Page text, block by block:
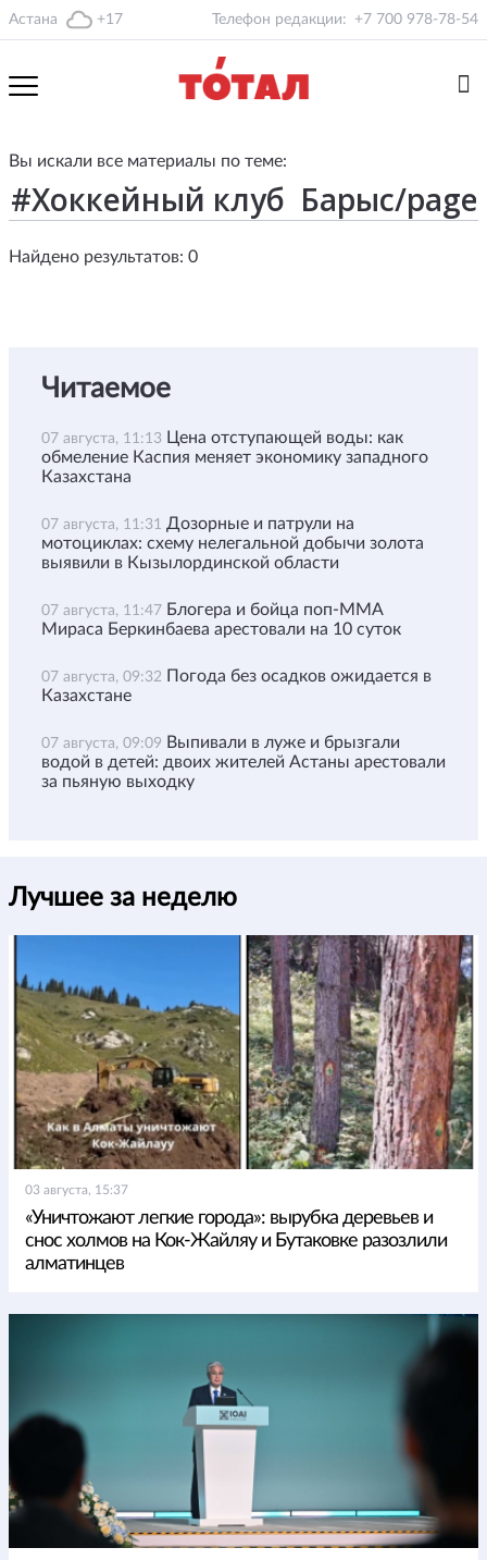
Астана +17 Телефон редакции: +7 700 978-78-54
Вы искали все материалы по теме:
Найдено результатов: 0
Читаемое
07 августа, 11:13 Цена отступающей воды: как
обмеление Каспия меняет экономику западного
Казахстана
07 августа, 11:31 Дозорные и патрули на
мотоциклах: схему нелегальной добычи золота
выявили в Кызылординской области
07 августа, 11:47 Блогера и бойца поп-ММА
Мираса Беркинбаева арестовали на 10 суток
07 августа, 09:32 Погода без осадков ожидается в
Казахстане
07 августа, 09:09 Выпивали в луже и брызгали
водой в детей: двоих жителей Астаны арестовали
за пьяную выходку
Лучшее за неделю
03 августа, 15:37
«Уничтожают легкие города»: вырубка деревьев и
снос холмов на Кок-Жайляу и Бутаковке разозлили
алматинцев